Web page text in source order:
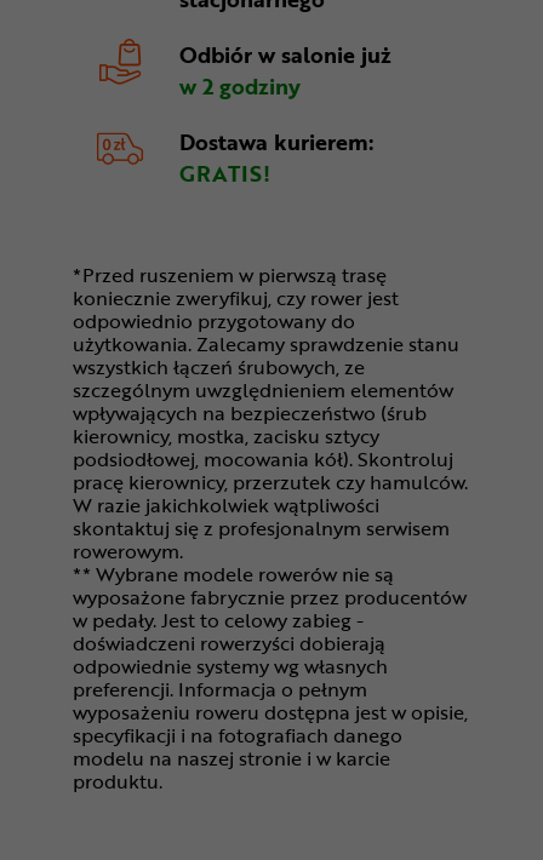
Odbiór w salonie już
w 2 godziny
Dostawa kurierem:
GRATIS!
*Przed ruszeniem w pierwszą trasę
koniecznie zweryfikuj, czy rower jest
odpowiednio przygotowany do
użytkowania. Zalecamy sprawdzenie stanu
wszystkich łączeń śrubowych, ze
szczególnym uwzględnieniem elementów
wpływających na bezpieczeństwo (śrub
kierownicy, mostka, zacisku sztycy
podsiodłowej, mocowania kół). Skontroluj
pracę kierownicy, przerzutek czy hamulców.
W razie jakichkolwiek wątpliwości
skontaktuj się z profesjonalnym serwisem
rowerowym.
** Wybrane modele rowerów nie są
wyposażone fabrycznie przez producentów
w pedały. Jest to celowy zabieg -
doświadczeni rowerzyści dobierają
odpowiednie systemy wg własnych
preferencji. Informacja o pełnym
wyposażeniu roweru dostępna jest w opisie,
specyfikacji i na fotografiach danego
modelu na naszej stronie i w karcie
produktu.